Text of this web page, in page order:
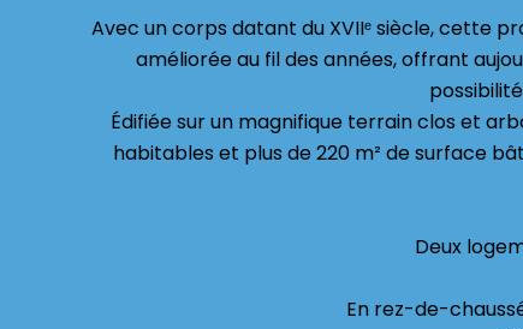
Avec un corps datant du XVIIᵉ siècle, cette
améliorée au fil des années, offrant
Édifiée sur un magnifique terrain clos et
habitables et plus de 220 m² de surface
Deux
En rez-de-